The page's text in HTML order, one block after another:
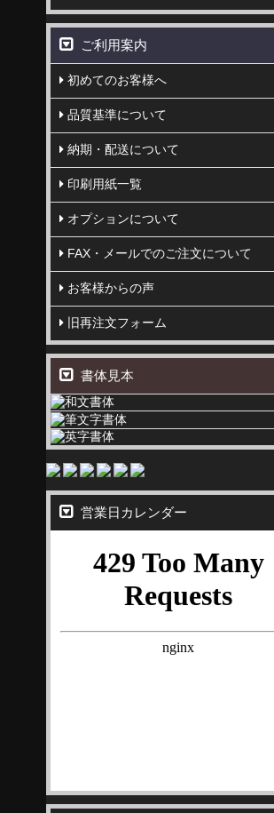
ご利用案内
初めてのお客様へ
品質基準について
納期・配送について
印刷用紙一覧
オプションについて
FAX・メールでのご注文について
お客様からの声
旧再注文フォーム
書体見本
営業日カレンダー